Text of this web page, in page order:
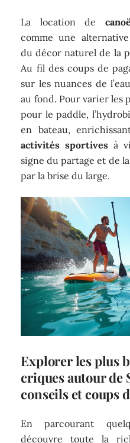
La location de
comme une
du décor naturel de la
Au fil des coups de
sur les nuances de
au fond. Pour varier les
pour le paddle,
en bateau,
activités sportives à
signe du partage et de
par la brise du large.
Explorer les plus
criques autour de
conseils et coups
En parcourant
découvre toute la